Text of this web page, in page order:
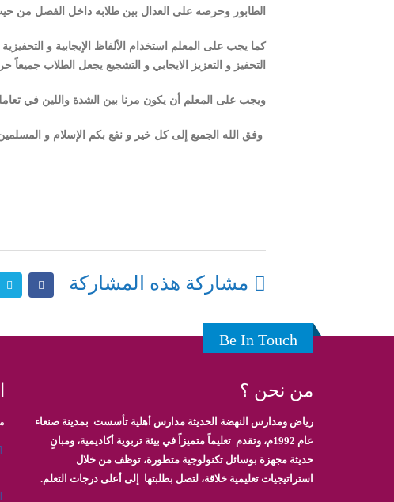
الطابور وحرصه على العدال بين طلابه داخل الفصل من حيث
كما يجب على المعلم استخدام الألفاظ الإيجابية و
التحفيز و التعزيز الايجابي و التشجيع يجعل الطلاب
ويجب على المعلم أن يكون مرنا بين الشدة واللين في
وفق الله الجميع إلى كل خير و نفع بكم الإسلام و
وكيل القسم
مشاركة هذه المشاركة
Be In Touch
من نحن ؟
رياض ومدارس النهضة الحديثة مدارس أهلية تأسست بمدينة صنعاء
عام 1992م، وتقدم تعليماً متميزاً في بيئة تربوية أكاديمية، ومبانٍ
حديثة مجهزة بوسائل تكنولوجية متطورة، توظف من خلال
استراتيجيات تعليمية خلاقة، لتصل بطلبتها إلى أعلى درجات التعلم.